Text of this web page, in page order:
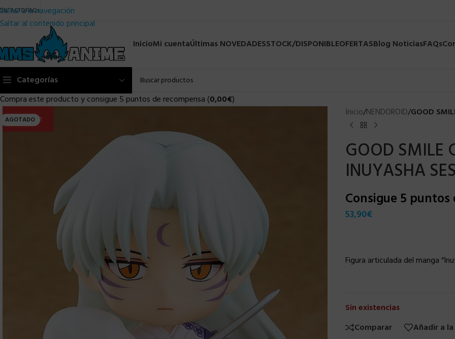
Saltar a la navegación
Saltar al contenido principal
FAQs
InicioMi cuentaÚltimas NOVEDADESSTOCK/DISPONIBLEOFERTASBlog NoticiasFAQs
Categorías
Compra este producto y consigue 5 puntos de recompensa (0,00€)
AGOTADO
ULTIMA!! Inicio/NENDOROID/GOOD
GOOD SMILE
INUYASHA
Consigue 5
53,90€
Figura articulada del manga
Sin existencias
Comparar
Añadir a